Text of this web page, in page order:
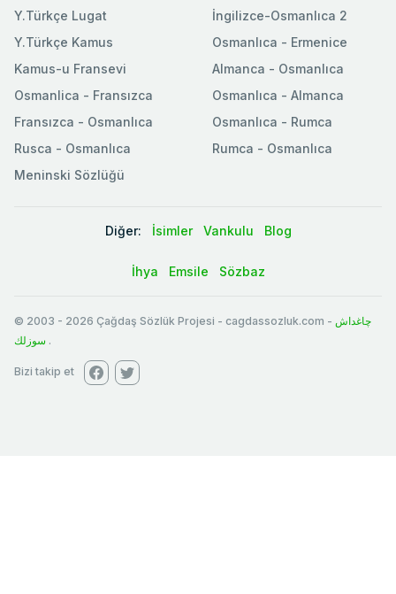
Y.Türkçe Lugat
Y.Türkçe Kamus
İngilizce-Osmanlıca 2
Osmanlıca - Ermenice
Kamus-u Fransevi
Osmanlica - Fransızca
Fransızca - Osmanlıca
Rusca - Osmanlıca
Meninski Sözlüğü
Almanca - Osmanlıca
Osmanlıca - Almanca
Osmanlıca - Rumca
Rumca - Osmanlıca
Diğer: İsimler Vankulu Blog
İhya Emsile Sözbaz
© 2003 - 2026 Çağdaş Sözlük Projesi - cagdassozluk.com - چاغداش
سوزلك .
Bizi takip et